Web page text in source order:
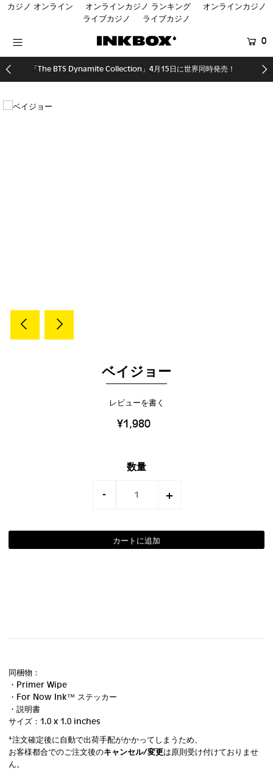
カジノ オンライン オンラインカジノ ランキング
オンラインカジノ
ライブカジノ
ライブカジノ
0
「The BTS Dynamite Collection」4月15日に世界同時発売！
ベイジョー
レビューを書く
¥1,980
数量
- +
同梱物：
・Primer Wipe
・For Now Ink ™ ステッカー
・説明書
サイズ：1.0 x 1.0 inches
*注文確定後に自動で出荷手配がかかってしまうため、
お客様都合でのご注文後のキャンセル/変更は原則受け付けておりませ
ん。
SHOP